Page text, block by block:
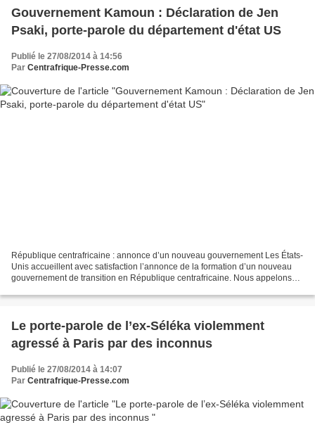
Gouvernement Kamoun : Déclaration de Jen
Psaki, porte-parole du département d'état US
Publié le 27/08/2014 à 14:56
Par Centrafrique-Presse.com
République centrafricaine : annonce d’un nouveau gouvernement Les États-
Unis accueillent avec satisfaction l’annonce de la formation d’un nouveau
gouvernement de transition en République centrafricaine. Nous appelons
Le porte-parole de l’ex-Séléka violemment
agressé à Paris par des inconnus
Publié le 27/08/2014 à 14:07
Par Centrafrique-Presse.com